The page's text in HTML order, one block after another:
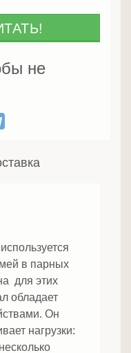
не
используется
в парных
для этих
обладает
Он
нагрузки: